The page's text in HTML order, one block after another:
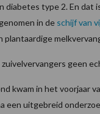
diabetes type 2. En dat
in de schijf van
plantaardige
geen
kwam in het voorjaar
een uitgebreid